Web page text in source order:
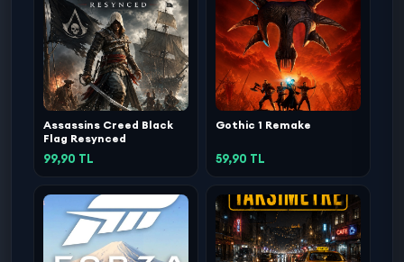
Assassins Creed Black
Flag Resynced
99,90 TL
Gothic 1 Remake
59,90 TL